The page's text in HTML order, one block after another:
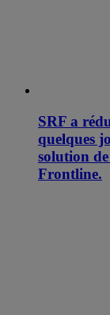
SRF a
quelques
solution
Frontline.